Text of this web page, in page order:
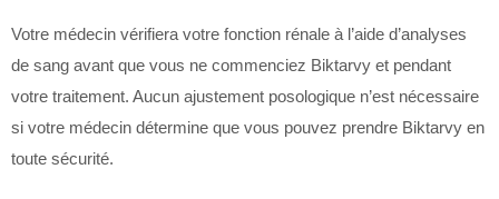
Votre médecin vérifiera votre fonction rénale à l’aide d’analyses
de sang avant que vous ne commenciez Biktarvy et pendant
votre traitement. Aucun ajustement posologique n’est nécessaire
si votre médecin détermine que vous pouvez prendre Biktarvy en
toute sécurité.